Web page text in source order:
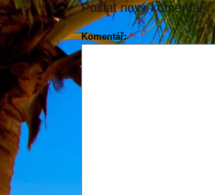
Poslat nový komentář
Komentář:*